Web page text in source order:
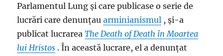
Parlamentul Lung și care publicase o serie de
lucrări care denunțauarminianismul , și-a
publicat lucrareaThe Death of Death în Moartea
lui Hristos . În această lucrare, el a denunțat